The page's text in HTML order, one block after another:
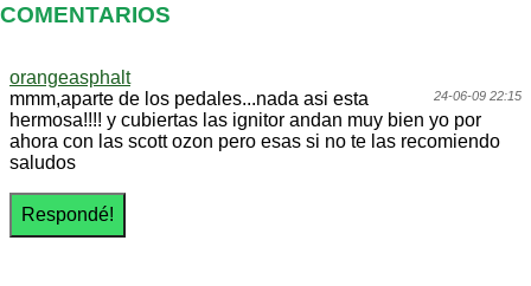
COMENTARIOS
orangeasphalt
24-06-09 22:15
mmm,aparte de los pedales...nada asi esta
hermosa!!!! y cubiertas las ignitor andan muy bien yo por
ahora con las scott ozon pero esas si no te las recomiendo
saludos